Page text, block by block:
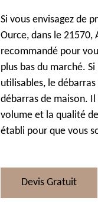
Si vous envisagez de
Ource, dans le
recommandé pour
plus bas du marché.
utilisables, le
débarras de maison.
volume et la qualité
établi pour que vous
Devis Gratuit